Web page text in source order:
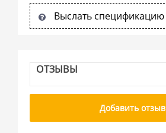
Выслать спецификацию
ОТЗЫВЫ
Добавить отзыв